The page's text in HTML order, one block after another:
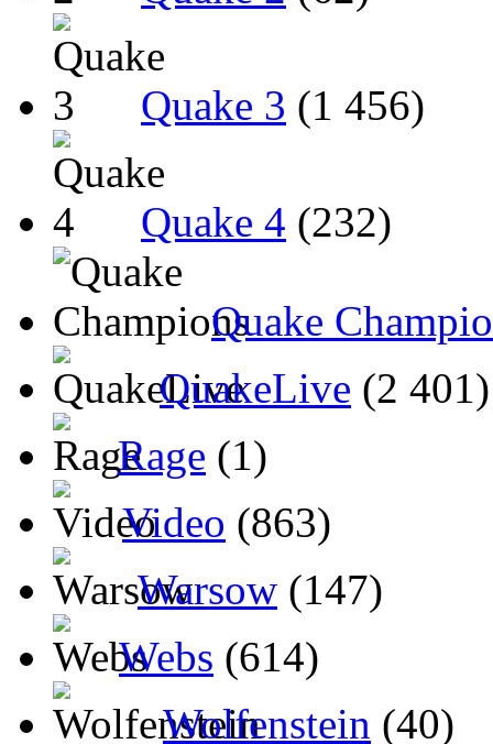
Quake 3 (1 456)
Quake 4 (232)
Quake
QuakeLive (2 401)
Rage (1)
Video (863)
Warsow (147)
Webs (614)
Wolfenstein (40)